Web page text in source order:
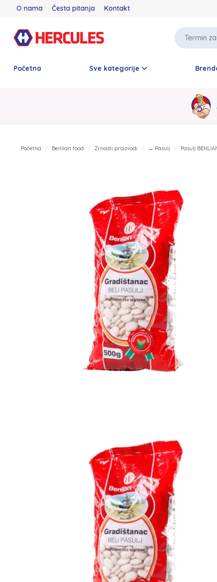
O nama Česta pitanja Kontakt
Početna Sve kategorije
Početna Benlian food Zrnasti proizvodi ← Pasulj Pasulj